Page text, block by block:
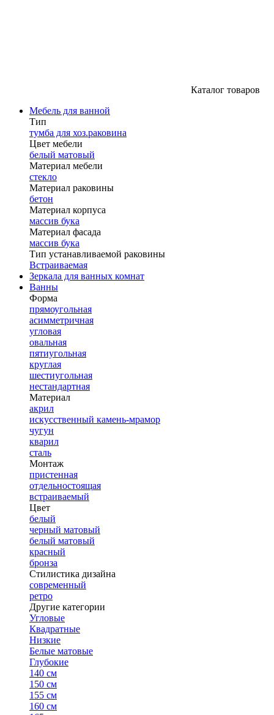
Каталог товаров
Мебель для ванной
Тип
тумба для хоз.раковина
Цвет мебели
белый матовый
Материал мебели
стекло
Материал раковины
бетон
Материал корпуса
массив бука
Материал фасада
массив бука
Тип устанавливаемой раковины
Встраиваемая
Зеркала для ванных комнат
Ванны
Форма
прямоугольная
асимметричная
угловая
овальная
пятиугольная
круглая
шестиугольная
нестандартная
Материал
акрил
искусственный камень-мрамор
чугун
кварил
сталь
Монтаж
пристенная
отдельностоящая
встраиваемый
Цвет
белый
черный матовый
белый матовый
красный
бронза
Стилистика дизайна
современный
ретро
Другие категории
Угловые
Квадратные
Низкие
Белые матовые
Глубокие
140 см
150 см
155 см
160 см